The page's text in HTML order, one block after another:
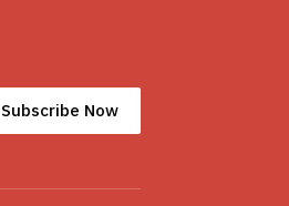
Subscribe Now